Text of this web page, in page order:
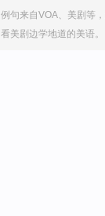
例句来自VOA、美剧等
看美剧边学地道的美语。